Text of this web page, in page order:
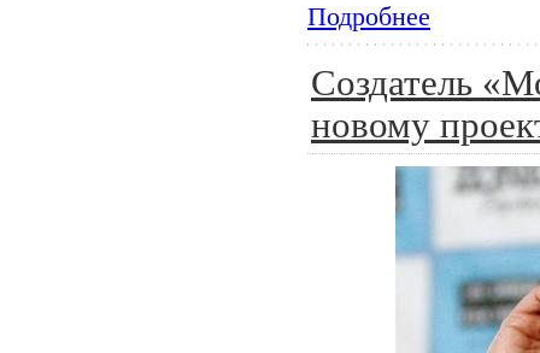
Подробнее
Создатель
новому